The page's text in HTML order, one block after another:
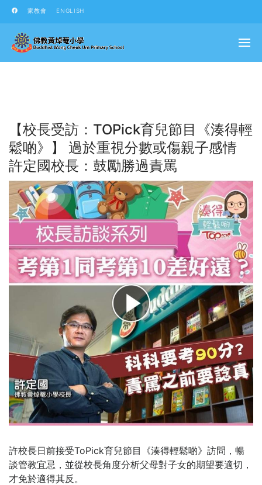
家教會 ENGLISH
【校長受訪：TOPick育兒節目《湊得輕
鬆啲》】 過於重視分數或傷親子感情
許定國校長：鼓勵勝過責罵
許校長日前接受ToPick育兒節目《湊得輕鬆啲》訪問，暢
談管教宜忌，並從校長角度分析父母對子女的期望要適切，
才免於適得其反。